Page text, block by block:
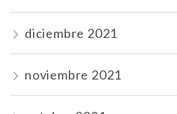
diciembre 2021
noviembre 2021